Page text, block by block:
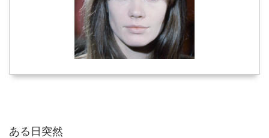
ある日突然